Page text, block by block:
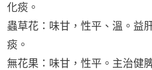
化痰。
蟲草花：味甘，性平、溫。益
痰。
無花果：味甘，性平。主治健